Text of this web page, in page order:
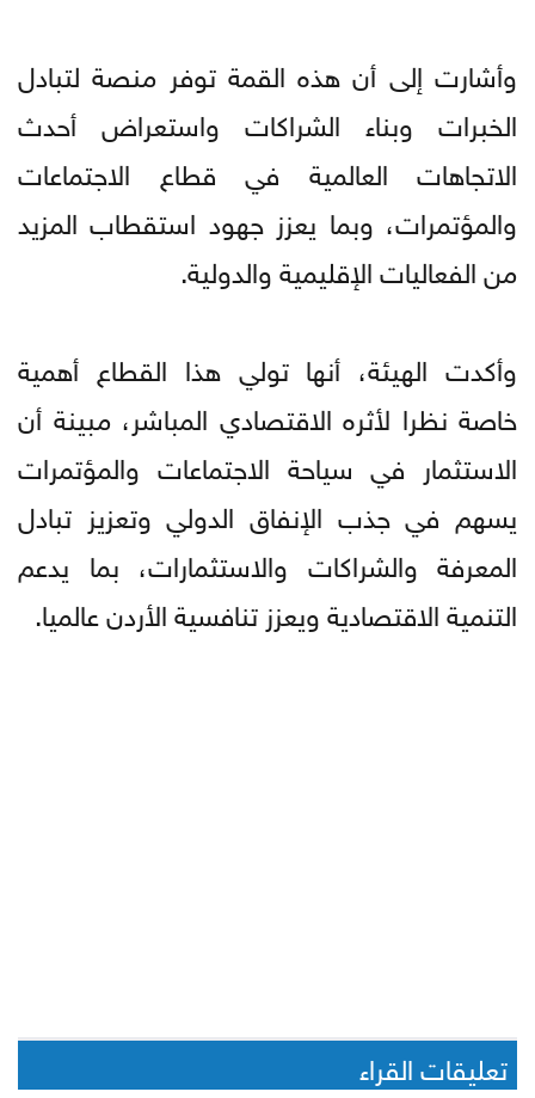
وأشارت إلى أن هذه القمة توفر منصة لتبادل
الخبرات وبناء الشراكات واستعراض أحدث
الاتجاهات العالمية في قطاع الاجتماعات
والمؤتمرات، وبما يعزز جهود استقطاب المزيد
من الفعاليات الإقليمية والدولية.
وأكدت الهيئة، أنها تولي هذا القطاع أهمية
خاصة نظرا لأثره الاقتصادي المباشر، مبينة أن
الاستثمار في سياحة الاجتماعات والمؤتمرات
يسهم في جذب الإنفاق الدولي وتعزيز تبادل
المعرفة والشراكات والاستثمارات، بما يدعم
التنمية الاقتصادية ويعزز تنافسية الأردن عالميا.
تعليقات القراء